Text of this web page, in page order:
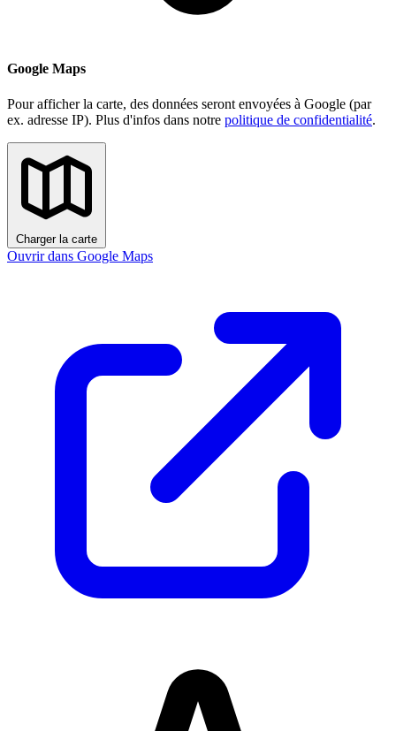
Google Maps
Pour afficher la carte, des données seront envoyées à Google (par
ex. adresse IP). Plus d'infos dans notre politique de confidentialité.
Charger la carte
Ouvrir dans Google Maps